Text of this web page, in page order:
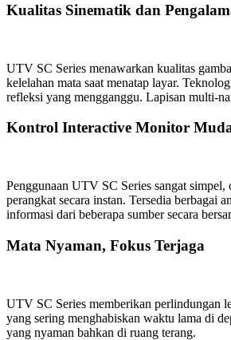
Kualitas Sinematik dan
UTV SC Series menawarkan kualitas
kelelahan mata saat menatap layar.
refleksi yang mengganggu. Lapisan multi-
Kontrol Interactive Monitor
Penggunaan UTV SC Series sangat
perangkat secara instan. Tersedia
informasi dari beberapa sumber secara
Mata Nyaman, Fokus Terjaga
UTV SC Series memberikan perlindungan
yang sering menghabiskan waktu lama di
yang nyaman bahkan di ruang terang.